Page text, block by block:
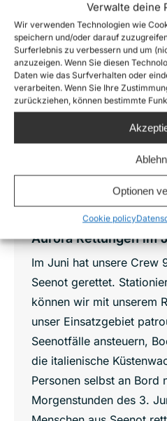
Verwalte deine
Wir verwenden Technologien wie
speichern und/oder darauf
Surferlebnis zu verbessern und um
anzuzeigen. Wenn Sie diesen
Daten wie das Surfverhalten oder
verarbeiten. Wenn Sie Ihre
zurückziehen, können bestimmte
Optionen
Cookie policy
Juli
1
2025
Aurora Rettungen im
Im Juni hat unsere Crew
Seenot gerettet.
können wir mit unserem
unser Einsatzgebiet
Seenotfälle ansteuern,
die italienische
Personen selbst an Bord
Morgenstunden des 3.